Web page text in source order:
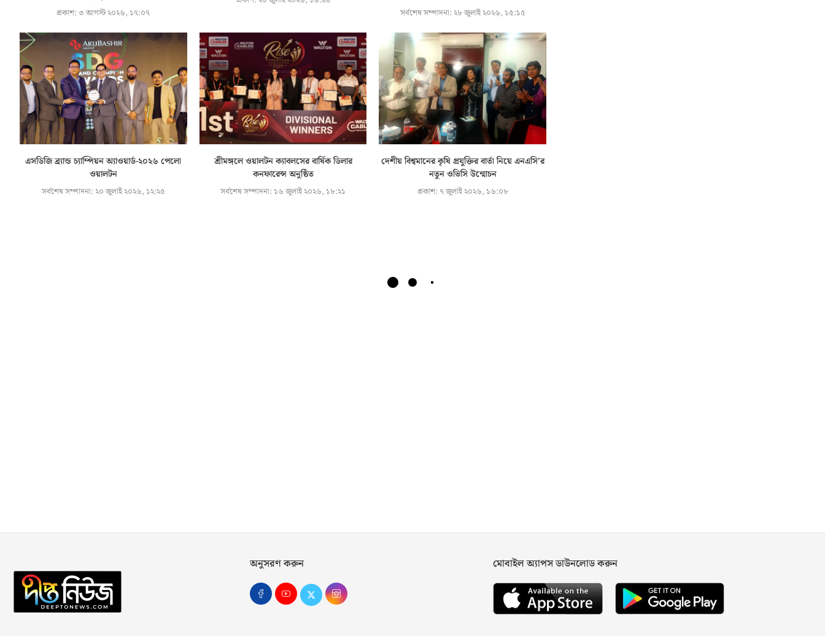
প্রকাশ:৩ আগস্ট ২০২৬, ১৭:০৭ সর্বশেষ সম্পাদনা: ২৮ জুলাই ২০২৬, ১৫:১৫
এসডিজি ব্র্যান্ড চ্যাম্পিয়ন অ্যাওয়ার্ড-২০২৬ পেলো
ওয়ালটন
সর্বশেষ সম্পাদনা: ২০ জুলাই ২০২৬, ১২:২৫
শ্রীমঙ্গলে ওয়ালটন ক্যাবলসের বার্ষিক ডিলার
কনফারেন্স অনুষ্ঠিত
সর্বশেষ সম্পাদনা: ১৬ জুলাই ২০২৬, ১৮:২১
দেশীয় বিশ্বমানের কৃষি প্রযুক্তির বার্তা নিয়ে এনএসি’র
নতুন ওভিসি উন্মোচন
প্রকাশ: ৭ জুলাই ২০২৬, ১৬:০৮
অনুসরণ করুন মোবাইল অ্যাপস ডাউনলোড করুন